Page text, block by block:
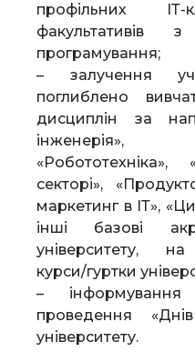
профільних
факультативів
програмування;
– залучення
поглиблено
дисциплін за
інженерія»,
секторі»,
маркетинг в ІТ»,
інші базові
університету, на
курси/гуртки
–
проведення
університету.